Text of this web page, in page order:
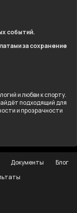
событий.
за сохранение
и любви к спорту.
подходящий для
и прозрачности
Документы
Блог